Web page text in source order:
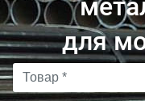
для